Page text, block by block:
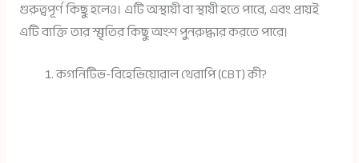
গুরুত্বপূর্ণ কিছু হলেও। এটি অস্থায়ী বা স্থায়ী হতে পারে, এবং প্রায়ই
এটি ব্যক্তি তার স্মৃতির কিছু অংশ পুনরুদ্ধার করতে পারে।
কগনিটিভ-বিহেভিয়োরাল থেরাপি (CBT) কী?